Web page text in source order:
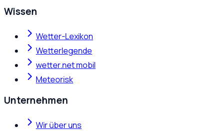
Wissen
Wetter-Lexikon
Wetterlegende
wetter.net mobil
Meteorisk
Unternehmen
Wir über uns